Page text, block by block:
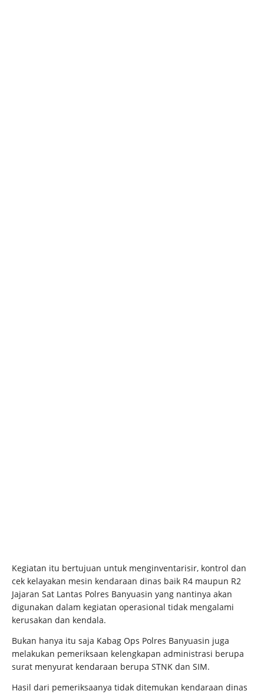
Kegiatan itu bertujuan untuk menginventarisir, kontrol dan
cek kelayakan mesin kendaraan dinas baik R4 maupun R2
Jajaran Sat Lantas Polres Banyuasin yang nantinya akan
digunakan dalam kegiatan operasional tidak mengalami
kerusakan dan kendala.
Bukan hanya itu saja Kabag Ops Polres Banyuasin juga
melakukan pemeriksaan kelengkapan administrasi berupa
surat menyurat kendaraan berupa STNK dan SIM.
Hasil dari pemeriksaanya tidak ditemukan kendaraan dinas